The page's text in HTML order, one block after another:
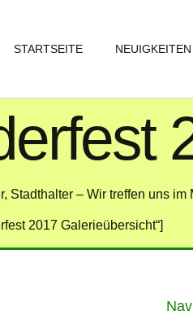
STARTSEITE NEUIGKEITEN
Stadthalter – Wir treffen uns
2017 Galerieübersicht“]